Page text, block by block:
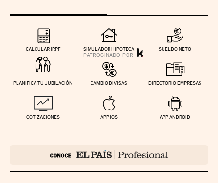
CALCULAR IRPF SIMULADOR HIPOTECA SUELDO NETO
PLANIFICA TU JUBILACIÓN CAMBIO DIVISAS DIRECTORIO EMPRESAS
COTIZACIONES APP IOS APP ANDROID